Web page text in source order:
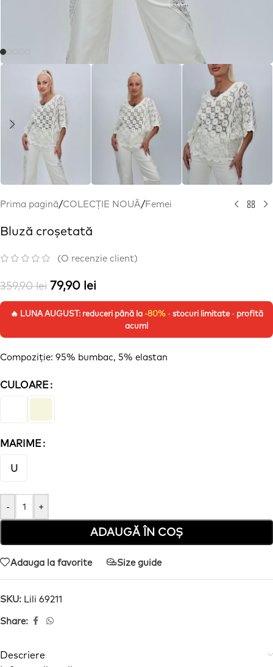
Prima pagină/COLECȚIE NOUĂ/Femei
Bluză croșetată
(O recenzie client)
359,90lei 79,90 lei
🔥 LUNA AUGUST: reduceri până la -80%· stocuri limitate · profită
acum!
Compoziție: 95% bumbac, 5% elastan
CULOARE
MARIME
U
- +
ADAUGĂ ÎN COȘ
Adauga la favorite Size guide
SKU: Lili 69211
Share:
Descriere